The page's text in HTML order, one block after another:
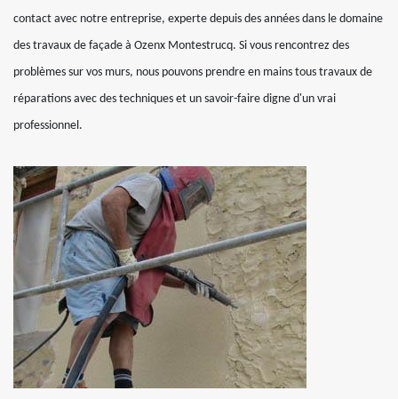
contact avec notre entreprise, experte depuis des années dans le domaine
des travaux de façade à Ozenx Montestrucq. Si vous rencontrez des
problèmes sur vos murs, nous pouvons prendre en mains tous travaux de
réparations avec des techniques et un savoir-faire digne d'un vrai
professionnel.